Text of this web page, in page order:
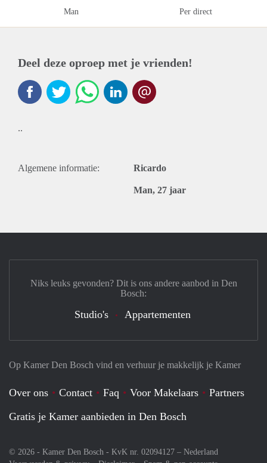
Man Per direct
Deel deze oproep met je vrienden!
..
Algemene informatie: Ricardo
Man, 27 jaar
Op Kamer Den Bosch vind en verhuur je makkelijk je Kamer
Over ons Contact Faq Voor Makelaars
Partners
Gratis je Kamer aanbieden in Den Bosch
© 2026 - Kamer Den Bosch - KvK nr. 02094127 – Nederland
Niks leuks gevonden? Dit is ons andere aanbod in Den
Bosch:
Studio's Appartementen